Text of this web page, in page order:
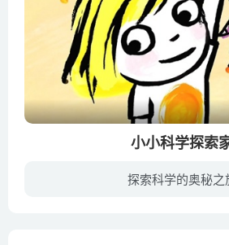
小小科学探索
探索科学的奥秘之